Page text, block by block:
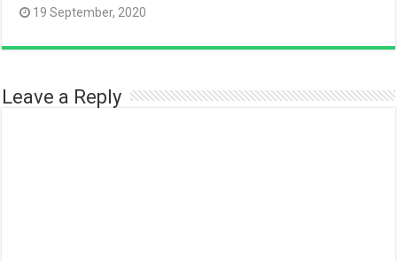
19 September, 2020
Leave a Reply